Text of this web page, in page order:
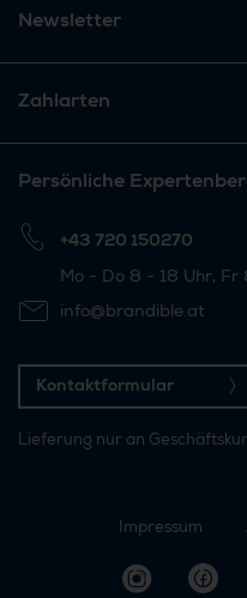
Newsletter
Zahlarten
Persönliche
+43 720 150270
Mo - Do 8 - 18 Uhr, Fr
info@brandible.at
Kontaktformular
Lieferung nur an
Impressum